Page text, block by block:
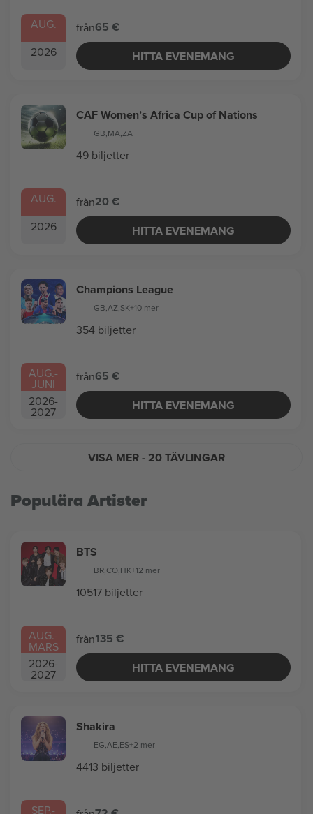
AUG.
2026
från65 €
HITTA EVENEMANG
AUG.
2026
CAF Women’s Africa Cup of Nations
GB,MA,ZA
49 biljetter
från20 €
HITTA EVENEMANG
AUG.-
JUNI
2026-
2027
Champions League
GB,AZ,SK+10 mer
354 biljetter
från65 €
HITTA EVENEMANG
VISA MER- 20 TÄVLINGAR
Populära Artister
AUG.-
MARS
2026-
2027
BTS
BR,CO,HK+12 mer
10517 biljetter
från135 €
HITTA EVENEMANG
SEP.-
Shakira
EG,AE,ES+2 mer
4413 biljetter